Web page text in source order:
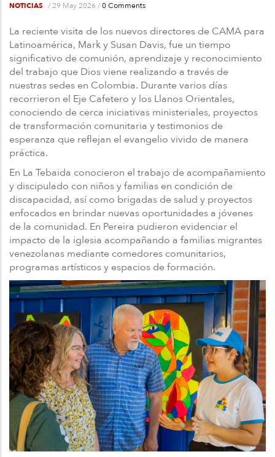
NOTICIAS /29 May 2026 /0 Comments
La reciente visita de los nuevos directores de CAMA para
Latinoamérica, Mark y Susan Davis, fue un tiempo
significativo de comunión, aprendizaje y reconocimiento
del trabajo que Dios viene realizando a través de
nuestras sedes en Colombia. Durante varios días
recorrieron el Eje Cafetero y los Llanos Orientales,
conociendo de cerca iniciativas ministeriales, proyectos
de transformación comunitaria y testimonios de
esperanza que reflejan el evangelio vivido de manera
práctica.
En La Tebaida conocieron el trabajo de acompañamiento
y discipulado con niños y familias en condición de
discapacidad, así como brigadas de salud y proyectos
enfocados en brindar nuevas oportunidades a jóvenes
de la comunidad. En Pereira pudieron evidenciar el
impacto de la iglesia acompañando a familias migrantes
venezolanas mediante comedores comunitarios,
programas artísticos y espacios de formación.